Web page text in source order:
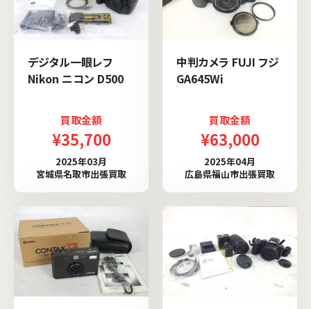
デジタル一眼レフ
Nikon ニコン D500
買取金額
¥35,700
2025年03月
宮城県名取市出張買取
中判カメラ FUJI フジ
GA645Wi
買取金額
¥63,000
2025年04月
広島県福山市出張買取